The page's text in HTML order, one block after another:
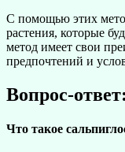
С помощью этих
растения, которые
метод имеет свои
предпочтений и
Вопрос-ответ:
Что такое